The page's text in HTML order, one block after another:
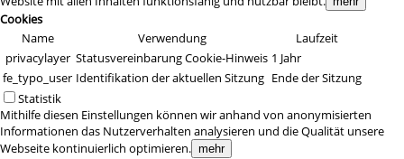
Cookies
Name
Verwendung
Laufzeit
privacylayer Statusvereinbarung Cookie-Hinweis 1 Jahr
fe_typo_user Identifikation der aktuellen Sitzung Ende der Sitzung
Statistik
Mithilfe diesen Einstellungen können wir anhand von anonymisierten
Informationen das Nutzerverhalten analysieren und die Qualität unsere
Webseite kontinuierlich optimieren. mehr